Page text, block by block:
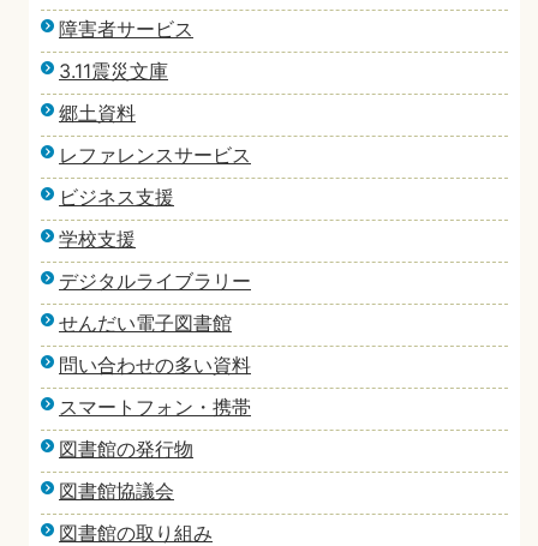
障害者サービス
3.11震災文庫
郷土資料
レファレンスサービス
ビジネス支援
学校支援
デジタルライブラリー
せんだい電子図書館
問い合わせの多い資料
スマートフォン・携帯
図書館の発行物
図書館協議会
図書館の取り組み